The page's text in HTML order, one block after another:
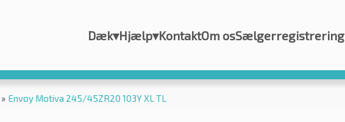
Dæk▾Hjælp▾KontaktOm osSælgerregistrering
» Envoy Motiva 245/45ZR20 103Y XL TL